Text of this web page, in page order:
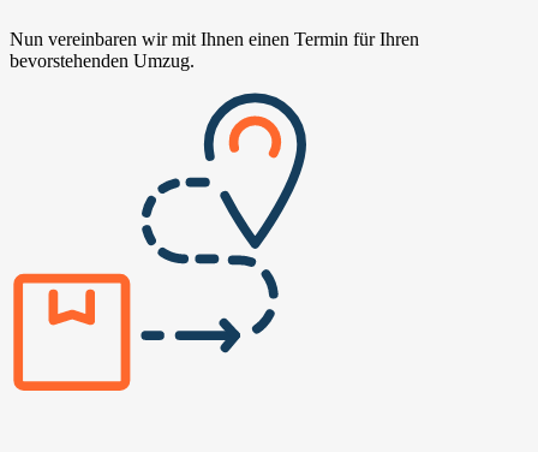
Nun vereinbaren wir mit Ihnen einen Termin für Ihren
bevorstehenden Umzug.